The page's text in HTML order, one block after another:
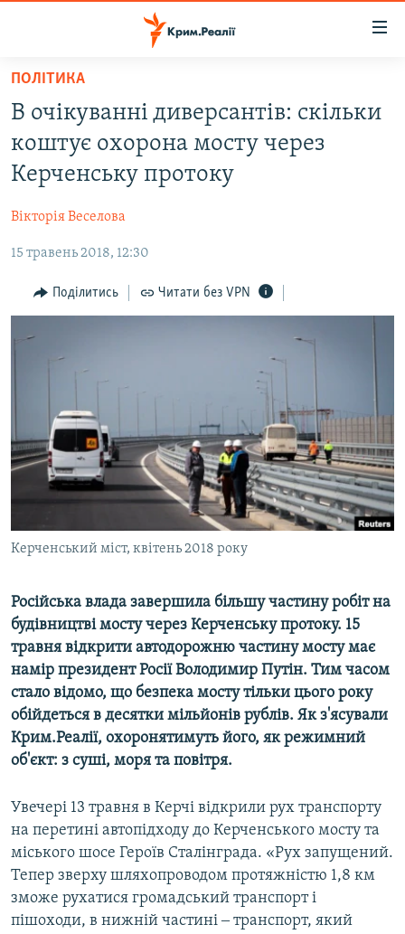
Перейти
основного
матеріалу
Перейти
до
основної
навігації
Перейти
пошуку
ВОДА.КРИМ
ВІДЕО ТА ФОТО
БЛОГИ
ПОГЛЯД
ІНТЕРВ'Ю
СПЕЦПРОЕКТИ
ВІДЕОУРОКИ «ELIFBE»
СВІДЧЕННЯ ОКУПАЦІЇ
УКРАЇНСЬКА ПРОБЛЕМА КРИМУ
ЯК ОБІЙТИ БЛОКУВАННЯ
Русский
Qırımtatar
Усі сайти RFE/RL
ПОЛІТИКА
В очікуванні диверсантів: скільки
коштує охорона мосту через
Керченську протоку
Вікторія Веселова
15 травень 2018, 12:30
Поділитись Читати без VPN
Керченський міст, квітень 2018 року
Російська влада завершила більшу частину робіт на
будівництві мосту через Керченську протоку. 15
травня відкрити автодорожню частину мосту має
намір президент Росії Володимир Путін. Тим часом
стало відомо, що безпека мосту тільки цього року
обійдеться в десятки мільйонів рублів. Як з'ясували
Крим.Реалії, охоронятимуть його, як режимний
об'єкт: з суші, моря та повітря.
Увечері 13 травня в Керчі відкрили рух транспорту
на перетині автопідходу до Керченського мосту та
міського шосе Героїв Сталінграда. «Рух запущений.
Тепер зверху шляхопроводом протяжністю 1,8 км
зможе рухатися громадський транспорт і
пішоходи, в нижній частині ‒ транспорт, який